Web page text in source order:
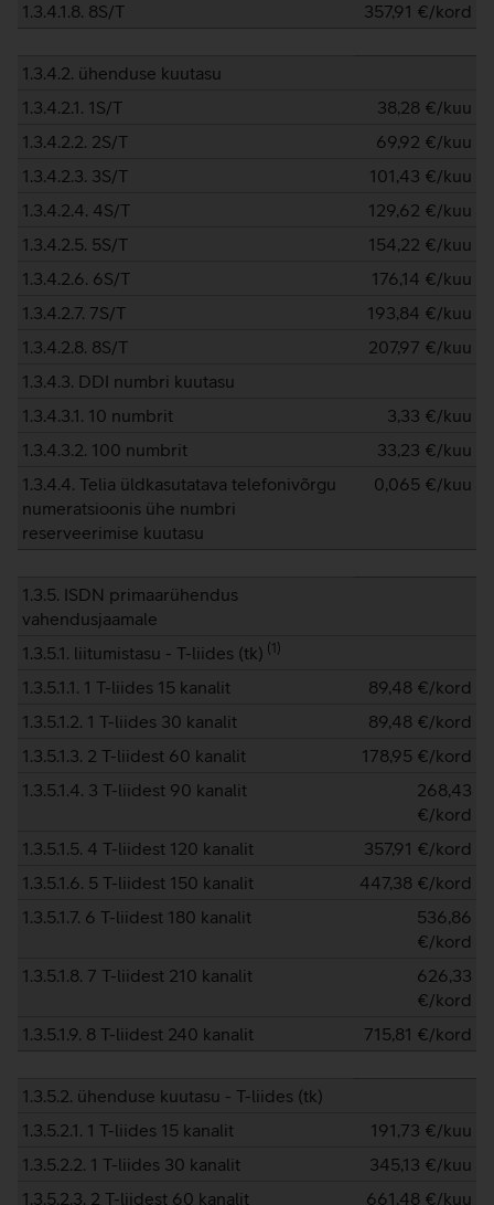
1.3.4.1.8. 8S/T
357,91 €/kord
1.3.4.2. ühenduse kuutasu
1.3.4.2.1. 1S/T
38,28 €/kuu
1.3.4.2.2. 2S/T
69,92 €/kuu
1.3.4.2.3. 3S/T
101,43 €/kuu
1.3.4.2.4. 4S/T
129,62 €/kuu
1.3.4.2.5. 5S/T
154,22 €/kuu
1.3.4.2.6. 6S/T
176,14 €/kuu
1.3.4.2.7. 7S/T
193,84 €/kuu
1.3.4.2.8. 8S/T
207,97 €/kuu
1.3.4.3. DDI numbri kuutasu
1.3.4.3.1. 10 numbrit
3,33 €/kuu
1.3.4.3.2. 100 numbrit
33,23 €/kuu
1.3.4.4. Telia üldkasutatava telefonivõrgu
numeratsioonis ühe numbri
reserveerimise kuutasu
0,065 €/kuu
1.3.5. ISDN primaarühendus
vahendusjaamale
1.3.5.1. liitumistasu - T-liides (tk) (1 )
1.3.5.1.1. 1 T-liides 15 kanalit 89,48 €/kord
1.3.5.1.2. 1 T-liides 30 kanalit
89,48 €/kord
1.3.5.1.3. 2 T-liidest 60 kanalit
178,95 €/kord
1.3.5.1.4. 3 T-liidest 90 kanalit
268,43
€/kord
1.3.5.1.5. 4 T-liidest 120 kanalit
357,91 €/kord
1.3.5.1.6. 5 T-liidest 150 kanalit
447,38 €/kord
1.3.5.1.7. 6 T-liidest 180 kanalit
536,86
€/kord
1.3.5.1.8. 7 T-liidest 210 kanalit
626,33
€/kord
1.3.5.1.9. 8 T-liidest 240 kanalit
715,81 €/kord
1.3.5.2. ühenduse kuutasu - T-liides (tk)
1.3.5.2.1. 1 T-liides 15 kanalit
191,73 €/kuu
1.3.5.2.2. 1 T-liides 30 kanalit
345,13 €/kuu
1.3.5.2.3. 2 T-liidest 60 kanalit
661,48 €/kuu